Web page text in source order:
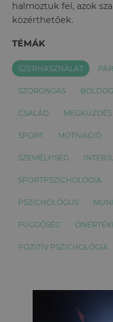
halmoztuk fel, azok
közérthetőek.
TÉMÁK
SZERHASZNÁLAT
SZORONGÁS
CSALÁD MEGKÜZDÉS
SPORT MOTIVÁCIÓ
SZEMÉLYISÉG
SPORTPSZICHOLÓGIA
PSZICHOLÓGUS
FÜGGŐSÉG
POZITÍV PSZICHOLÓGIA